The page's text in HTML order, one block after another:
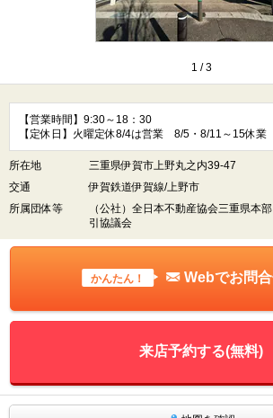
1 /3
【営業時間】9:30～18：30
【定休日】火曜定休8/4は営業 8/5・8/11～15休業
所在地
三重県伊賀市上野丸之内39-47
交通
伊賀鉄道伊賀線/上野市
所属団体等
（公社）全日本不動産協会三重県本
引協議会
かんたん！ Webでお問
来店予約する(無料)